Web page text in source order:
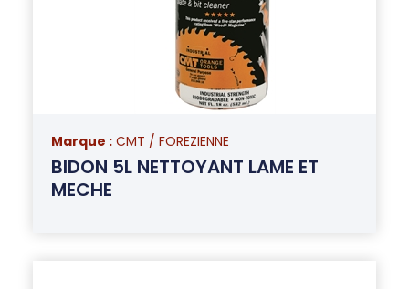
Marque : CMT / FOREZIENNE
BIDON 5L NETTOYANT LAME ET
MECHE